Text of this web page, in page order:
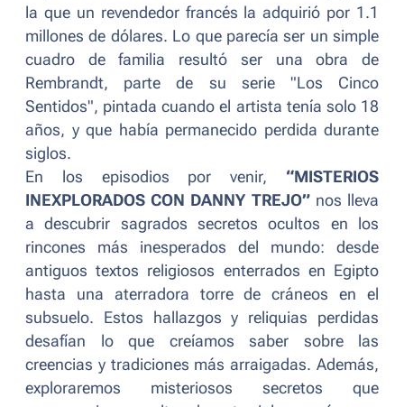
la que un revendedor francés la adquirió por 1.1
millones de dólares. Lo que parecía ser un simple
cuadro de familia resultó ser una obra de
Rembrandt, parte de su serie "Los Cinco
Sentidos", pintada cuando el artista tenía solo 18
años, y que había permanecido perdida durante
siglos.
En los episodios por venir, “MISTERIOS
INEXPLORADOS CON DANNY TREJO”nos lleva
a descubrir sagrados secretos ocultos en los
rincones más inesperados del mundo: desde
antiguos textos religiosos enterrados en Egipto
hasta una aterradora torre de cráneos en el
subsuelo. Estos hallazgos y reliquias perdidas
desafían lo que creíamos saber sobre las
creencias y tradiciones más arraigadas. Además,
exploraremos misteriosos secretos que